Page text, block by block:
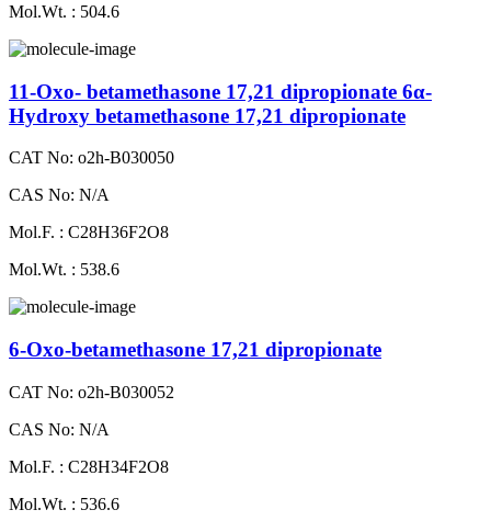
Mol.Wt. : 504.6
11-Oxo- betamethasone 17,21 dipropionate 6α-
Hydroxy betamethasone 17,21 dipropionate
CAT No: o2h-B030050
CAS No: N/A
Mol.F. : C28H36F2O8
Mol.Wt. : 538.6
6-Oxo-betamethasone 17,21 dipropionate
CAT No: o2h-B030052
CAS No: N/A
Mol.F. : C28H34F2O8
Mol.Wt. : 536.6